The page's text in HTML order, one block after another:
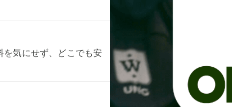
気にせず、どこでも安